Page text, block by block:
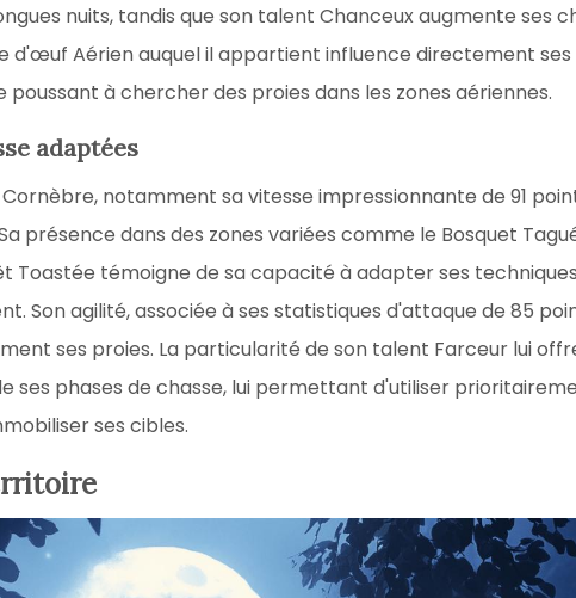
nuits, tandis que son talent Chanceux augmente ses
d'œuf Aérien auquel il appartient influence directement ses
à chercher des proies dans les zones aériennes.
adaptées
notamment sa vitesse impressionnante de 91
présence dans des zones variées comme le Bosquet
Toastée témoigne de sa capacité à adapter ses
Son agilité, associée à ses statistiques d'attaque de 85
ses proies. La particularité de son talent Farceur lui
ses phases de chasse, lui permettant d'utiliser
ses cibles.